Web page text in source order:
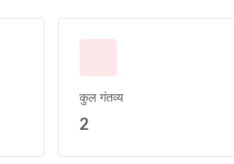
कुल गंतव्य
2